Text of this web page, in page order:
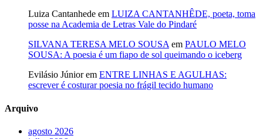
Luiza Cantanhede em LUIZA CANTANHÊDE, poeta, toma
posse na Academia de Letras Vale do Pindaré
SILVANA TERESA MELO SOUSA em PAULO MELO
SOUSA: A poesia é um fiapo de sol queimando o iceberg
Evilásio Júniorem ENTRE LINHAS E AGULHAS:
escrever é costurar poesia no frágil tecido humano
Arquivo
agosto 2026